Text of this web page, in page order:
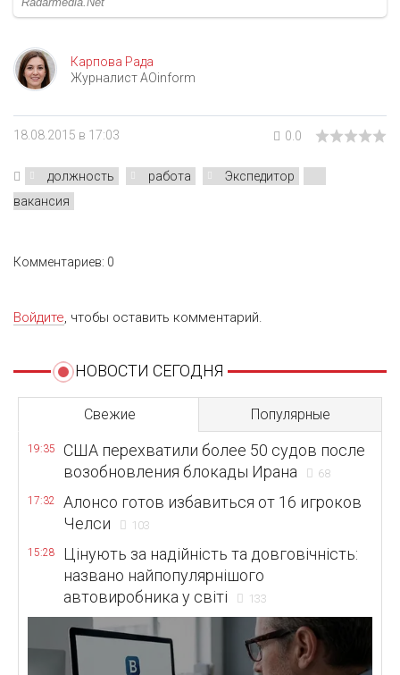
Карпова Рада
Журналист AOinform
18.08.2015 в 17:03 0.0
должность работа
Экспедитор
вакансия
Комментариев: 0
Войдите, чтобы оставить комментарий.
НОВОСТИ СЕГОДНЯ
Свежие Популярные
19:35
США перехватили более 50 судов после
возобновления блокады Ирана
68
17:32
Алонсо готов избавиться от 16 игроков
Челси
103
15:28
Цінують за надійність та довговічність:
названо найпопулярнішого
автовиробника у світі
133